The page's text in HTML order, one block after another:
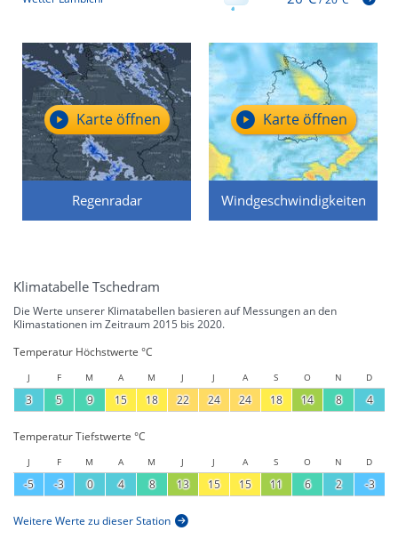
Regenradar
Karte öffnen
Windgeschwindigkeiten
Karte öffnen
Klimatabelle Tschedram
Die Werte unserer Klimatabellen basieren auf Messungen an den
Klimastationen im Zeitraum 2015 bis 2020.
Temperatur Höchstwerte °C
J F M A M J J A S O N D
3 5 9 15 18 22 24 24 18 14 8 4
Temperatur Tiefstwerte °C
J F M A M J J A S O N D
-5 -3 0 4 8 13 15 15 11 6 2 -3
Weitere Werte zu dieser Station